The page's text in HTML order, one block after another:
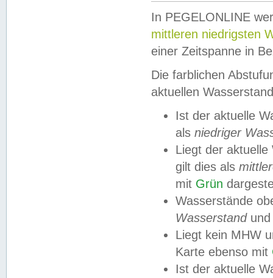
In PEGELONLINE
mittleren niedrigsten
einer Zeitspanne in
Die farblichen
aktuellen
Ist der aktuelle
als niedriger
Liegt der
gilt dies als
mit Grün
Wasserstände
Wasserstandund
Liegt kein MHW
Karte ebenso mit
Ist der aktuelle